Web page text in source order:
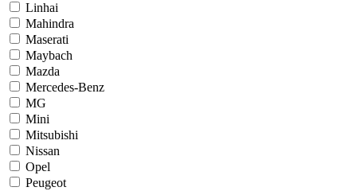
Linhai
Mahindra
Maserati
Maybach
Mazda
Mercedes-Benz
MG
Mini
Mitsubishi
Nissan
Opel
Peugeot